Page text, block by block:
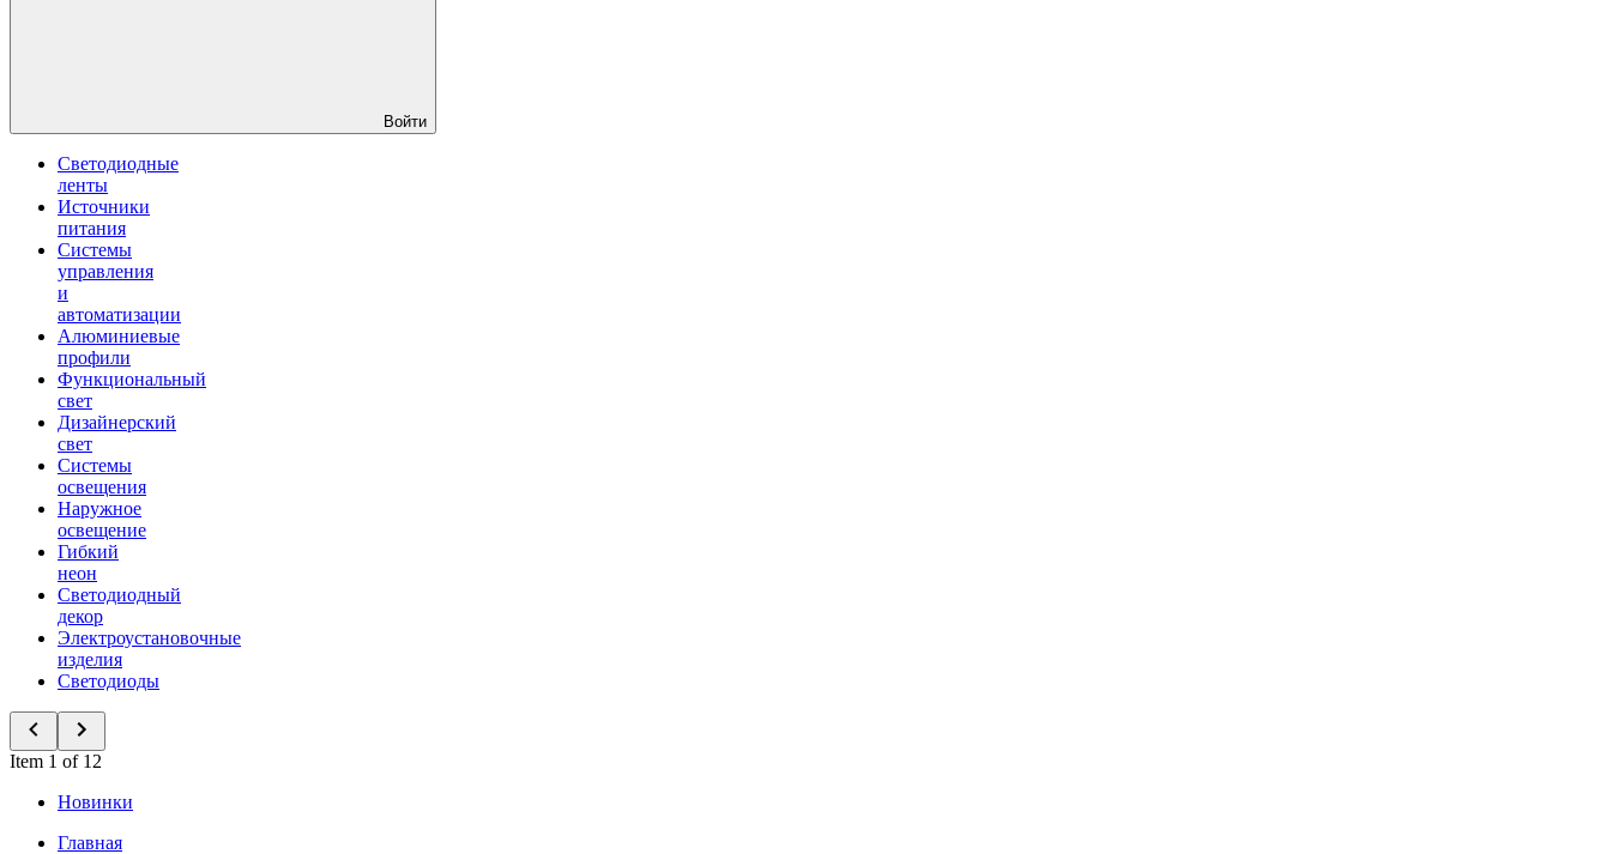
Войти
Светодиодные
ленты
Источники
питания
Системы
управления
и
автоматизации
Алюминиевые
профили
Функциональный
свет
Дизайнерский
свет
Системы
освещения
Наружное
освещение
Гибкий
неон
Светодиодный
декор
Электроустановочные
изделия
Светодиоды
Item 1 of 12
Новинки
Главная